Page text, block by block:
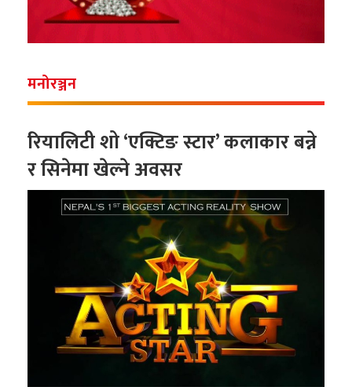
मनोरञ्जन
रियालिटी शो ‘एक्टिङ स्टार’ कलाकार बन्ने
र सिनेमा खेल्ने अवसर